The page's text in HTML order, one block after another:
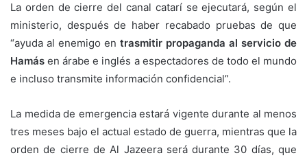
La orden de cierre del canal catarí se ejecutará, según el
ministerio, después de haber recabado pruebas de que
“ayuda al enemigo en trasmitir propaganda al servicio de
Hamás en árabe e inglés a espectadores de todo el mundo
e incluso transmite información confidencial”.
La medida de emergencia estará vigente durante al menos
tres meses bajo el actual estado de guerra, mientras que la
orden de cierre de Al Jazeera será durante 30 días, que